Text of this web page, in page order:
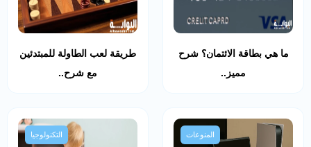
ما هي بطاقة الائتمان؟ شرح
مميز..
طريقة لعب الطاولة للمبتدئين
مع شرح..
المنوعات التكنولوجيا